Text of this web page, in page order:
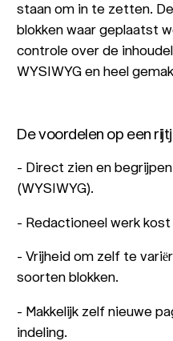
staan om in te zetten.
blokken waar geplaatst
controle over de
WYSIWYG en heel
De voordelen op een
- Direct zien en
(WYSIWYG).
- Redactioneel werk kost
- Vrijheid om zelf te
soorten blokken.
- Makkelijk zelf nieuwe
indeling.